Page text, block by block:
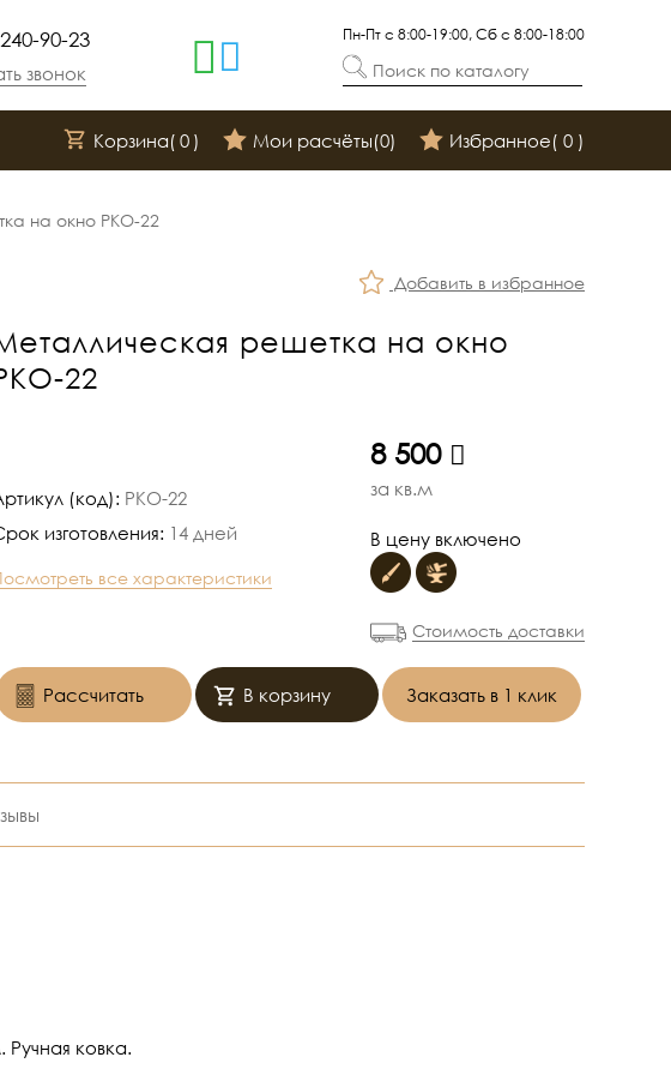
90-23
звонок
Пн-Пт с 8:00-19:00, Сб с 8:00-18:00
Поиск по каталогу
Корзина( 0 ) Мои расчёты(0) Избранное( 0 )
на окно РКО-22
Добавить в избранное
решетка на окно
22
(код): РКО-22
изготовления: 14 дней
все характеристики
8 500
руб.
за кв.м
В цену включено
Стоимость доставки
Рассчитать В корзину Заказать в 1 клик
ковка.